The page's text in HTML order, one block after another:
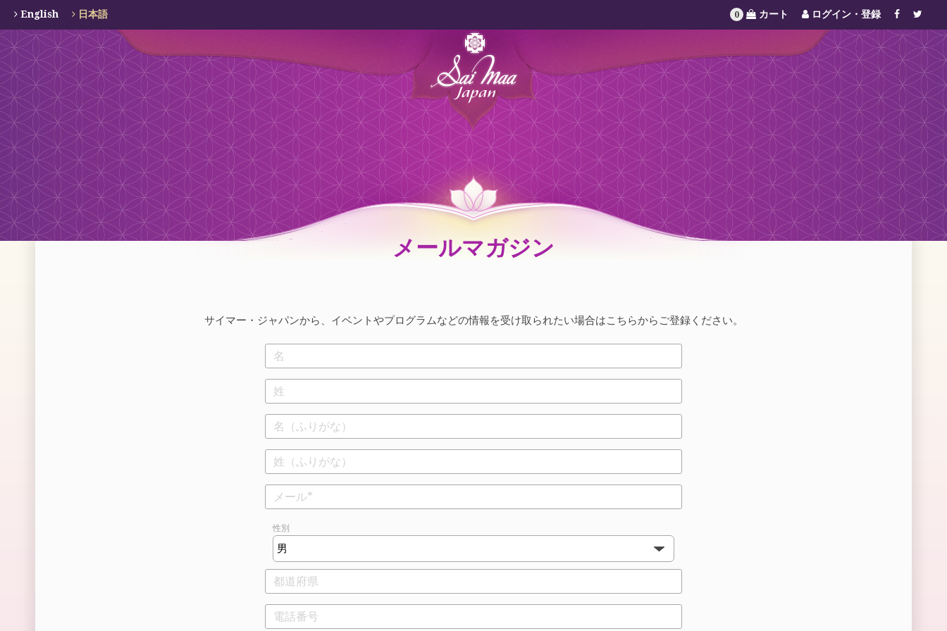
English 日本語 0 カート ログイン・登録
メールマガジン
サイマー・ジャパンから、イベントやプログラムなどの情報を受け取られたい場合はこちらからご登録ください。
性別